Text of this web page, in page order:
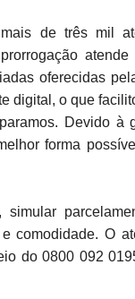
de três mil
oferecidas
digital, o que
Devido à
forma
comodidade. O
do 0800 092